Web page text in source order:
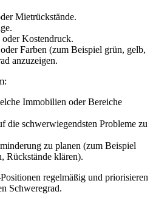
Mietrückstände.
Kostendruck.
Farben (zum Beispiel grün, gelb,
anzuzeigen.
Immobilien oder Bereiche
die schwerwiegendsten Probleme zu
zu planen (zum Beispiel
Rückstände klären).
regelmäßig und priorisieren
Schweregrad.